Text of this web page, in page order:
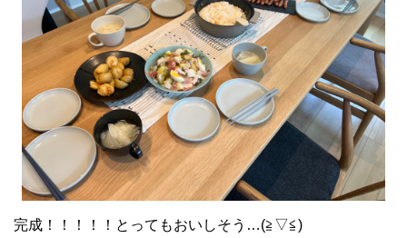
完成！！！！！とってもおいしそう…(≧▽≦)